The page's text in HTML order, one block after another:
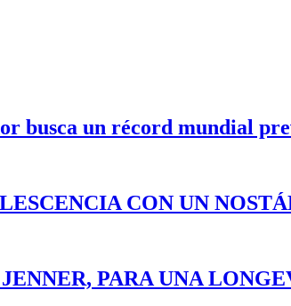
busca un récord mundial
CON UN
PARA UNA